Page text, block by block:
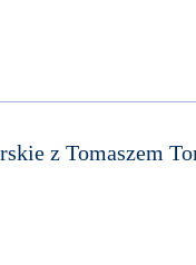
z Tomaszem